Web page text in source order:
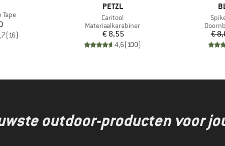
Tape
(16)
MERK
PETZL
Artikel
Caritool
Productgroep
Materiaalkarabiner
Prijs
€ 8,55
4,6(100)
€
outdoor-producten voor